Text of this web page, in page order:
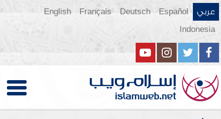
عربي Español
Deutsch
Français
English
Indonesia